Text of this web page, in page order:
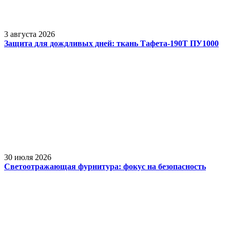
3 августа 2026
Защита для дождливых дней: ткань Тафета-190Т ПУ1000
30 июля 2026
Светоотражающая фурнитура: фокус на безопасность